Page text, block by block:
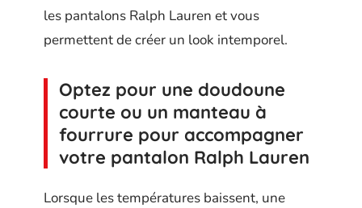
les pantalons Ralph Lauren et vous
permettent de créer un look intemporel.
Optez pour une doudoune
courte ou un manteau à
fourrure pour accompagner
votre pantalon Ralph Lauren
Lorsque les températures baissent, une